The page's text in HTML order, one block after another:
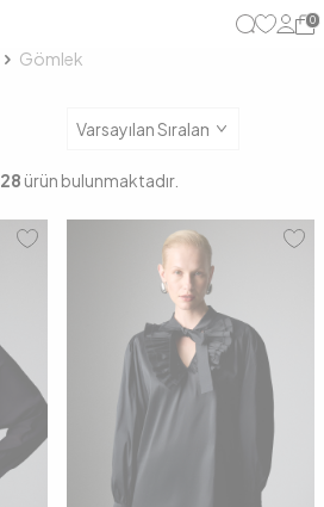
0
Gömlek
28 ürün bulunmaktadır.
36